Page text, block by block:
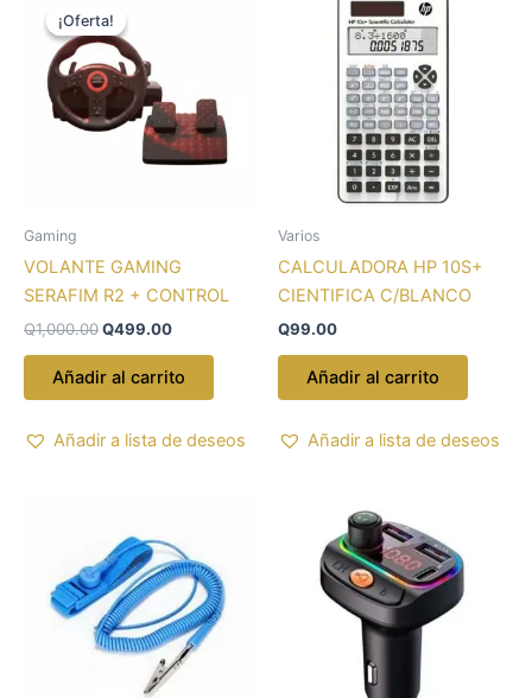
¡Oferta!
¡Oferta!
Gaming
VOLANTE GAMING
SERAFIM R2 + CONTROL
Q1,000.00
precio
original
era:
Q1,000.00.
Q499.00
Añadir al carrito
Añadir a lista de deseos
Varios
CALCULADORA HP 10S+
CIENTIFICA C/BLANCO
Q99.00
Añadir al carrito
Añadir a lista de deseos